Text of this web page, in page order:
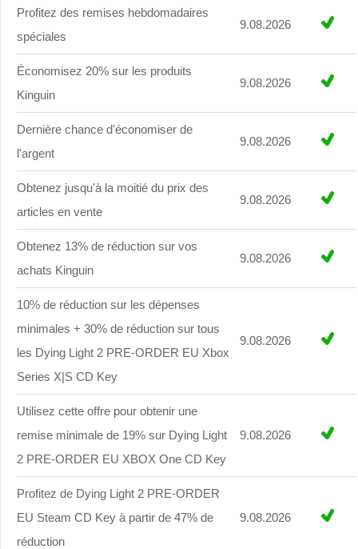
Profitez des remises hebdomadaires
spéciales
9.08.2026
Économisez 20% sur les produits
Kinguin
9.08.2026
Dernière chance d'économiser de
l'argent
9.08.2026
Obtenez jusqu'à la moitié du prix des
articles en vente
9.08.2026
Obtenez 13% de réduction sur vos
achats Kinguin
9.08.2026
10% de réduction sur les dépenses
minimales + 30% de réduction sur tous
les Dying Light 2 PRE-ORDER EU Xbox
Series X|S CD Key
9.08.2026
Utilisez cette offre pour obtenir une
remise minimale de 19% sur Dying Light
2 PRE-ORDER EU XBOX One CD Key
9.08.2026
Profitez de Dying Light 2 PRE-ORDER
EU Steam CD Key à partir de 47% de
réduction
9.08.2026